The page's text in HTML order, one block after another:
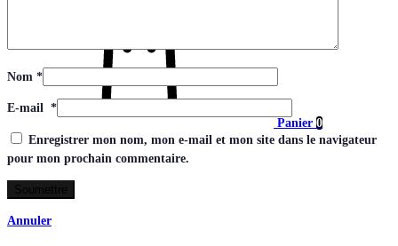
Panier 0
Nom *
E-mail *
Enregistrer mon nom, mon e-mail et mon site dans le navigateur
pour mon prochain commentaire.
Annuler